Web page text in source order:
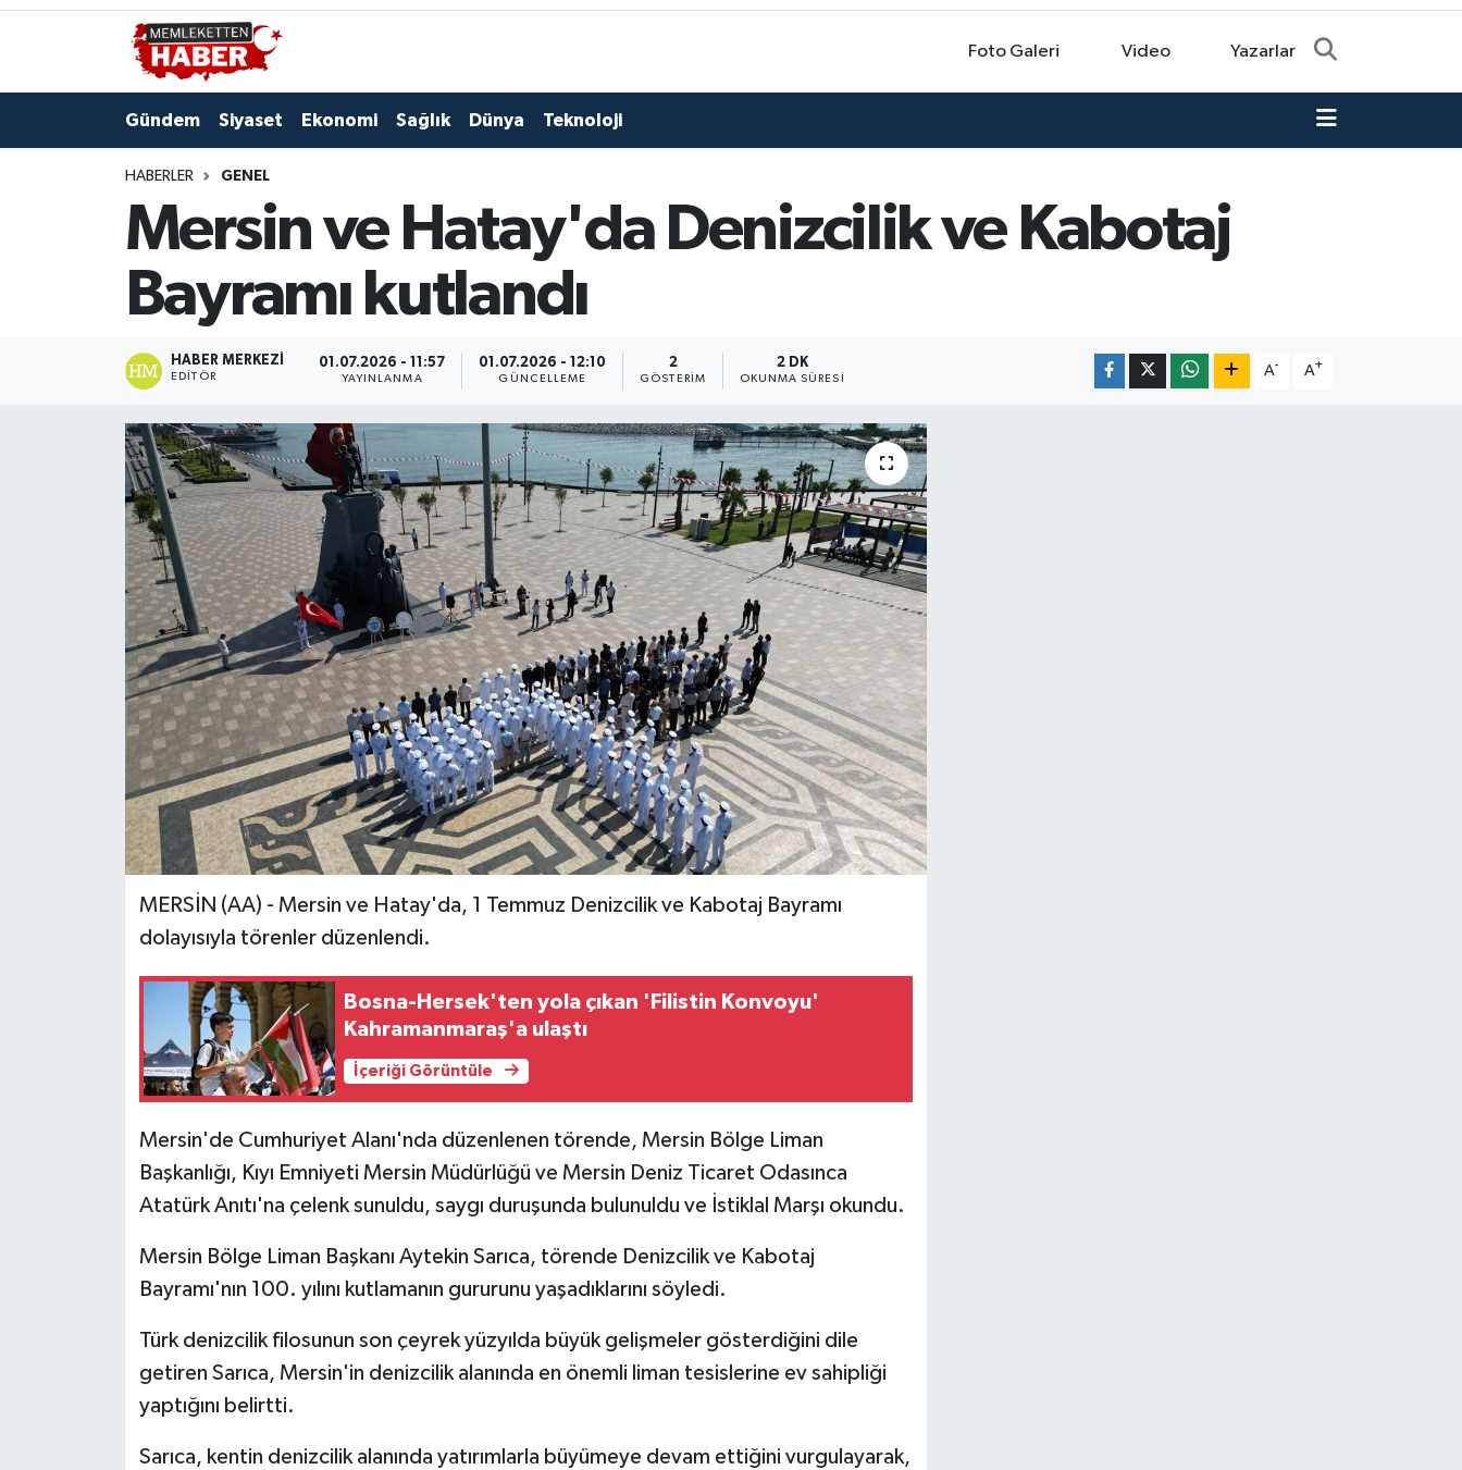
Foto Galeri Video Yazarlar
Gündem Siyaset Ekonomi Sağlık Dünya Teknoloji
HABERLER GENEL
Mersin ve Hatay'da Denizcilik ve Kabotaj
Bayramı kutlandı
HABER MERKEZI
EDITÖR
01.07.2026 - 11:57
YAYINLANMA
01.07.2026 - 12:10
GÜNCELLEME
2
GÖSTERIM
2 DK
OKUNMA SÜRESI
A- A+
MERSİN (AA) - Mersin ve Hatay'da, 1 Temmuz Denizcilik ve Kabotaj Bayramı
dolayısıyla törenler düzenlendi.
Bosna-Hersek'ten yola çıkan 'Filistin Konvoyu'
Kahramanmaraş'a ulaştı
İçeriği Görüntüle
Mersin'de Cumhuriyet Alanı'nda düzenlenen törende, Mersin Bölge Liman
Başkanlığı, Kıyı Emniyeti Mersin Müdürlüğü ve Mersin Deniz Ticaret Odasınca
Atatürk Anıtı'na çelenk sunuldu, saygı duruşunda bulunuldu ve İstiklal Marşı okundu.
Mersin Bölge Liman Başkanı Aytekin Sarıca, törende Denizcilik ve Kabotaj
Bayramı'nın 100. yılını kutlamanın gururunu yaşadıklarını söyledi.
Türk denizcilik filosunun son çeyrek yüzyılda büyük gelişmeler gösterdiğini dile
getiren Sarıca, Mersin'in denizcilik alanında en önemli liman tesislerine ev sahipliği
yaptığını belirtti.
Sarıca, kentin denizcilik alanında yatırımlarla büyümeye devam ettiğini vurgulayarak,